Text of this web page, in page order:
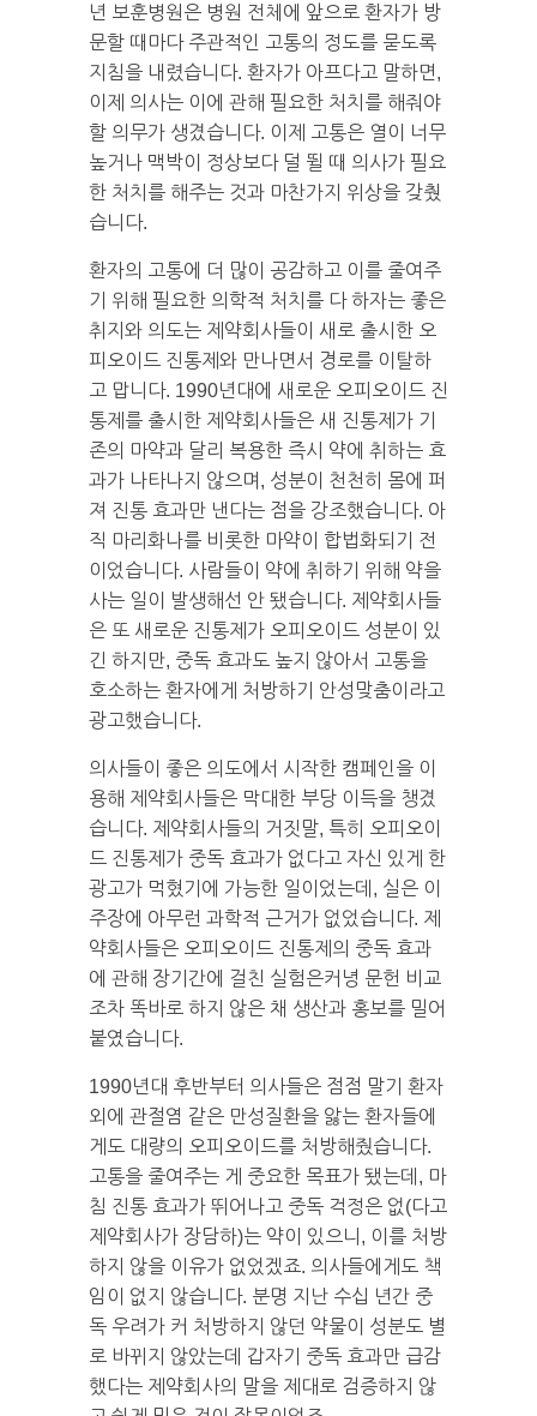
년 보훈병원은 병원 전체에 앞으로 환자가 방
문할 때마다 주관적인 고통의 정도를 묻도록
지침을 내렸습니다. 환자가 아프다고 말하면,
이제 의사는 이에 관해 필요한 처치를 해줘야
할 의무가 생겼습니다. 이제 고통은 열이 너무
높거나 맥박이 정상보다 덜 뛸 때 의사가 필요
한 처치를 해주는 것과 마찬가지 위상을 갖췄
습니다.
환자의 고통에 더 많이 공감하고 이를 줄여주
기 위해 필요한 의학적 처치를 다 하자는 좋은
취지와 의도는 제약회사들이 새로 출시한 오
피오이드 진통제와 만나면서 경로를 이탈하
고 맙니다. 1990년대에 새로운 오피오이드 진
통제를 출시한 제약회사들은 새 진통제가 기
존의 마약과 달리 복용한 즉시 약에 취하는 효
과가 나타나지 않으며, 성분이 천천히 몸에 퍼
져 진통 효과만 낸다는 점을 강조했습니다. 아
직 마리화나를 비롯한 마약이 합법화되기 전
이었습니다. 사람들이 약에 취하기 위해 약을
사는 일이 발생해선 안 됐습니다. 제약회사들
은 또 새로운 진통제가 오피오이드 성분이 있
긴 하지만, 중독 효과도 높지 않아서 고통을
호소하는 환자에게 처방하기 안성맞춤이라고
광고했습니다.
의사들이 좋은 의도에서 시작한 캠페인을 이
용해 제약회사들은 막대한 부당 이득을 챙겼
습니다. 제약회사들의 거짓말, 특히 오피오이
드 진통제가 중독 효과가 없다고 자신 있게 한
광고가 먹혔기에 가능한 일이었는데, 실은 이
주장에 아무런 과학적 근거가 없었습니다. 제
약회사들은 오피오이드 진통제의 중독 효과
에 관해 장기간에 걸친 실험은커녕 문헌 비교
조차 똑바로 하지 않은 채 생산과 홍보를 밀어
붙였습니다.
1990년대 후반부터 의사들은 점점 말기 환자
외에 관절염 같은 만성질환을 앓는 환자들에
게도 대량의 오피오이드를 처방해줬습니다.
고통을 줄여주는 게 중요한 목표가 됐는데, 마
침 진통 효과가 뛰어나고 중독 걱정은 없(다고
제약회사가 장담하)는 약이 있으니, 이를 처방
하지 않을 이유가 없었겠죠. 의사들에게도 책
임이 없지 않습니다. 분명 지난 수십 년간 중
독 우려가 커 처방하지 않던 약물이 성분도 별
로 바뀌지 않았는데 갑자기 중독 효과만 급감
했다는 제약회사의 말을 제대로 검증하지 않